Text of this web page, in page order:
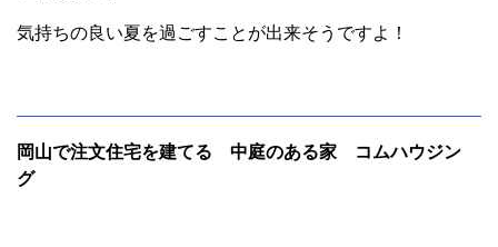
気持ちの良い夏を過ごすことが出来そうですよ！
岡山で注文住宅を建てる 中庭のある家 コムハウジン
グ